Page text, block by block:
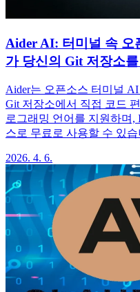
Aider AI: 터미널 속 오
가 당신의 Git 저장소
Aider는 오픈소스 터미널
Git 저장소에서 직접 코드
로그래밍 언어를 지원하며
스로 무료로 사용할 수 있습
2026. 4. 6.